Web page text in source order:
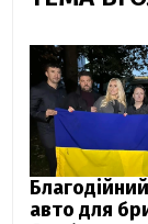
авто для